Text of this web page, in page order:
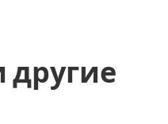
другие